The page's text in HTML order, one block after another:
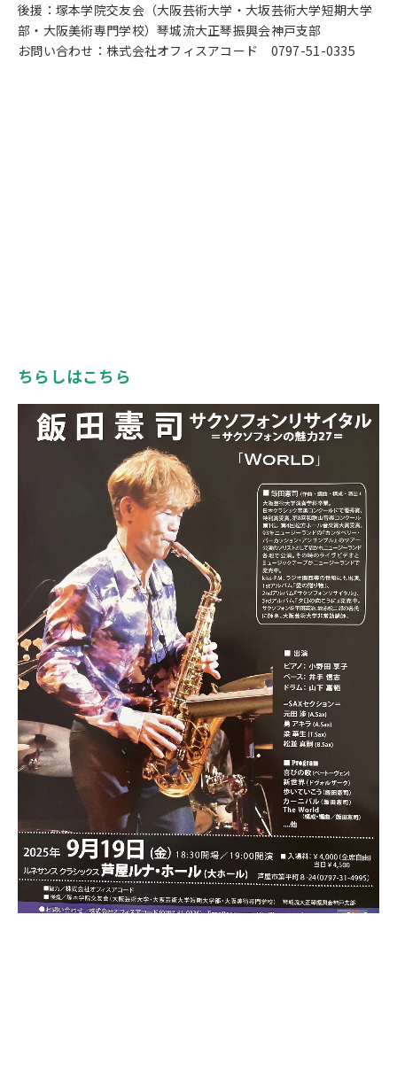
後援：塚本学院交友会（大阪芸術大学・大坂芸術大学短期大学
部・大阪美術専門学校）琴城流大正琴振興会神戸支部
お問い合わせ：株式会社オフィスアコード 0797-51-0335
ちらしはこちら